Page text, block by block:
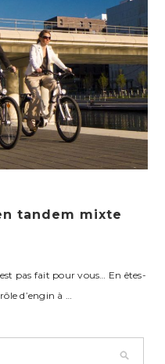
tandem mixte
pas fait pour vous… En êtes-
d’engin à …